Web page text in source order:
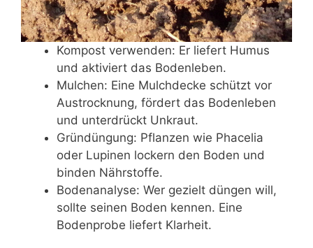
Kompost verwenden: Er liefert Humus
und aktiviert das Bodenleben.
Mulchen: Eine Mulchdecke schützt vor
Austrocknung, fördert das Bodenleben
und unterdrückt Unkraut.
Gründüngung: Pflanzen wie Phacelia
oder Lupinen lockern den Boden und
binden Nährstoffe.
Bodenanalyse: Wer gezielt düngen will,
sollte seinen Boden kennen. Eine
Bodenprobe liefert Klarheit.